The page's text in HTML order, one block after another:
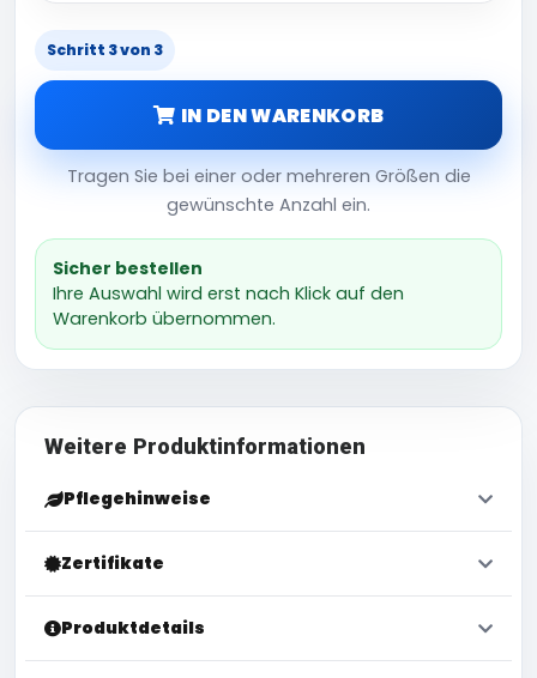
Schritt 3 von 3
IN DEN WARENKORB
Tragen Sie bei einer oder mehreren Größen die
gewünschte Anzahl ein.
Sicher bestellen
Ihre Auswahl wird erst nach Klick auf den
Warenkorb übernommen.
Weitere Produktinformationen
Pflegehinweise
Zertifikate
Produktdetails